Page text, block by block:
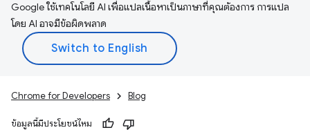
Google ใช้เทคโนโลยี AI เพื่อแปลเนื้อหาเป็นภาษาที่คุณต้องการ การแปล
โดย AI อาจมีข้อผิดพลาด
Chrome for Developers Blog
ข้อมูลนี้มีประโยชน์ไหม